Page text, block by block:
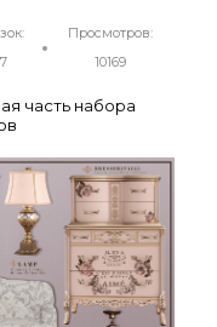
Просмотров:
10169
часть набора